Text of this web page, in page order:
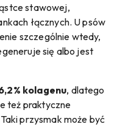
stawowej,
łącznych. U psów
szczególnie wtedy,
się albo jest
kolagenu, dlatego
też praktyczne
przysmak może być